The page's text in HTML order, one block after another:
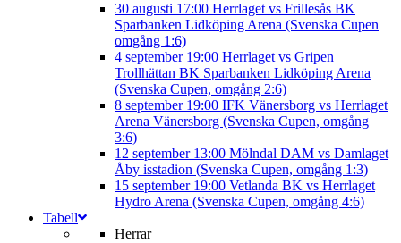
30 augusti 17:00 Herrlaget vs Frillesås BK
Sparbanken Lidköping Arena (Svenska Cupen
omgång 1:6)
4 september 19:00 Herrlaget vs Gripen
Trollhättan BK Sparbanken Lidköping Arena
(Svenska Cupen, omgång 2:6)
8 september 19:00 IFK Vänersborg vs Herrlaget
Arena Vänersborg (Svenska Cupen, omgång
3:6)
12 september 13:00 Mölndal DAM vs Damlaget
Åby isstadion (Svenska Cupen, omgång 1:3)
15 september 19:00 Vetlanda BK vs Herrlaget
Hydro Arena (Svenska Cupen, omgång 4:6)
Tabell
Herrar